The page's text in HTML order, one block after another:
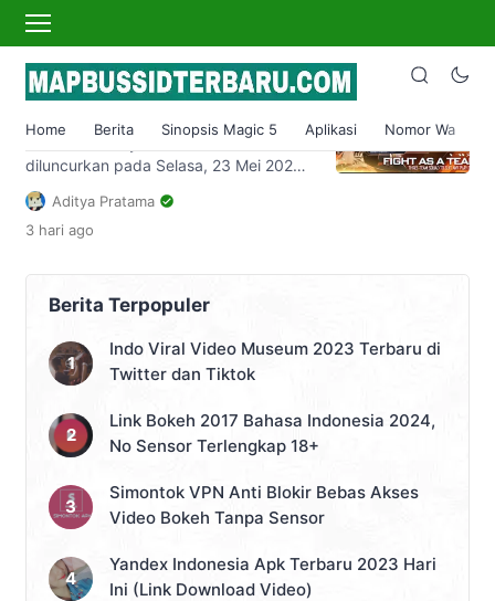
Home Berita Sinopsis Magic 5 Aplikasi Nomor Wa
aether gazer apk
Link Download Game Aether
Game terbaru yakni Aether Gazer resmi
diluncurkan pada Selasa, 23 Mei 2023.
Bagi yang ingin mengunduhnya, simak
link download game Aether Gazer Apk
Android gratis di artikel ini. Gamer
beberapa game terbaru dalam
beberapa waktu terakhir. Namun
ternyata masih ada game terbaru yang
akan meluncur di bulan Mei 2023.
Game terbaru […]
Aditya Pratama
3 hari ago
Berita Terpopuler
Indo Viral Video Museum 2023 Terbaru di
Twitter dan Tiktok
Link Bokeh 2017 Bahasa Indonesia 2024,
No Sensor Terlengkap 18+
Simontok VPN Anti Blokir Bebas Akses
Video Bokeh Tanpa Sensor
Yandex Indonesia Apk Terbaru 2023 Hari
Ini (Link Download Video)